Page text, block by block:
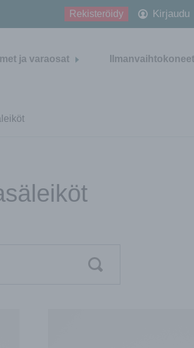
ja varaosat Ilmanvaihtokoneet
Rekisteröidy Kirjaudu